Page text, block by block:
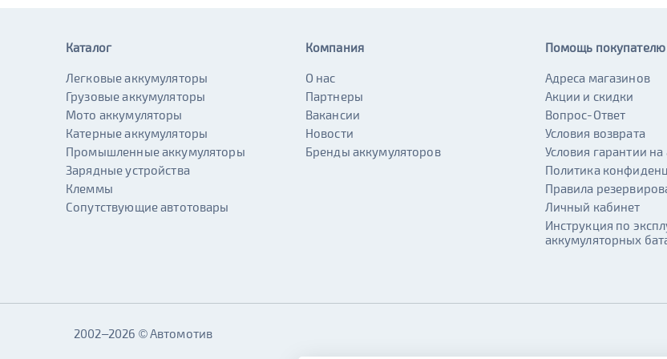
Каталог
Легковые аккумуляторы
Грузовые аккумуляторы
Мото аккумуляторы
Катерные аккумуляторы
Промышленные аккумуляторы
Зарядные устройства
Клеммы
Сопутствующие автотовары
Компания
О нас
Партнеры
Вакансии
Новости
Бренды аккумуляторов
Помощь покупателю
Адреса магазинов
Акции и скидки
Вопрос-Ответ
Условия возврата
Условия гарантии
Политика
Правила
Личный кабинет
Инструкция по
аккумуляторных
2002–2026 © Автомотив